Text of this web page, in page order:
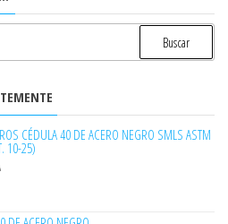
CÉDULA 40 DE ACERO NEGRO SMLS ASTM
10-25)